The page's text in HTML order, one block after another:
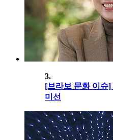
3.
[브라보 문화 이슈
미선